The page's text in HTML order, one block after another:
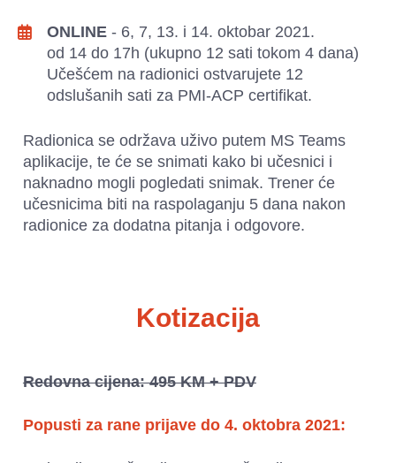
ONLINE - 6, 7, 13. i 14. oktobar 2021.
od 14 do 17h (ukupno 12 sati tokom 4 dana)
Učešćem na radionici ostvarujete 12
odslušanih sati za PMI-ACP certifikat.
Radionica se održava uživo putem MS Teams
aplikacije, te će se snimati kako bi učesnici i
naknadno mogli pogledati snimak. Trener će
učesnicima biti na raspolaganju 5 dana nakon
radionice za dodatna pitanja i odgovore.
Kotizacija
Redovna cijena: 495 KM + PDV
Popusti za rane prijave do 4. oktobra 2021: